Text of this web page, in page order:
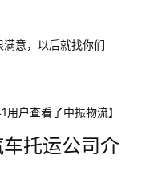
意，以后就找你们
户查看了中振物流】
托运公司介